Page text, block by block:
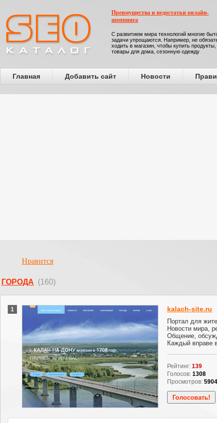
Преимущества и недостатки онлайн-
шоппинга
С развитием мира технологий многие
задачи упрощаются. Например, не
ходить в магазин, чтобы купить продукты,
товары для дома, сезонную одежду
Главная Добавить сайт Новости
Нравится
ГОРОДА (160)
1 kalach-site.ru
Портал для
Новости мира,
Общение,
Каждый вправе
Рейтинг: 139
Голосов: 1308
Просмотров: 5904